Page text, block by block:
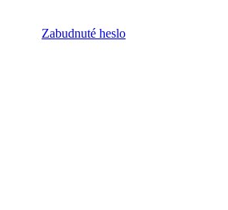
Zabudnuté heslo